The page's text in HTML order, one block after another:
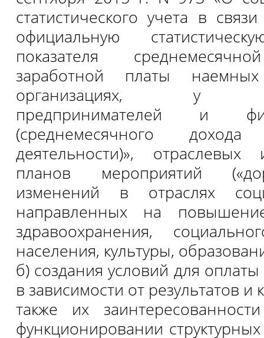
статистического учета в
официальную
показателя
заработной платы
организациях, у
предпринимателей и
(среднемесячного
деятельности)»,
планов мероприятий
изменений в отраслях
направленных на
здравоохранения,
населения, культуры,
б) создания условий для
в зависимости от результатов и
также их
функционировании